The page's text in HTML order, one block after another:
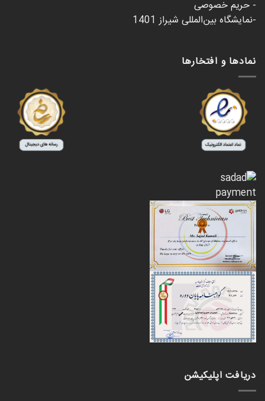
- حریم خصوصی
-نمایشگاه بین‌المللی شیراز 1401
نمادها و افتخارها
دریافت اپلیکیشن